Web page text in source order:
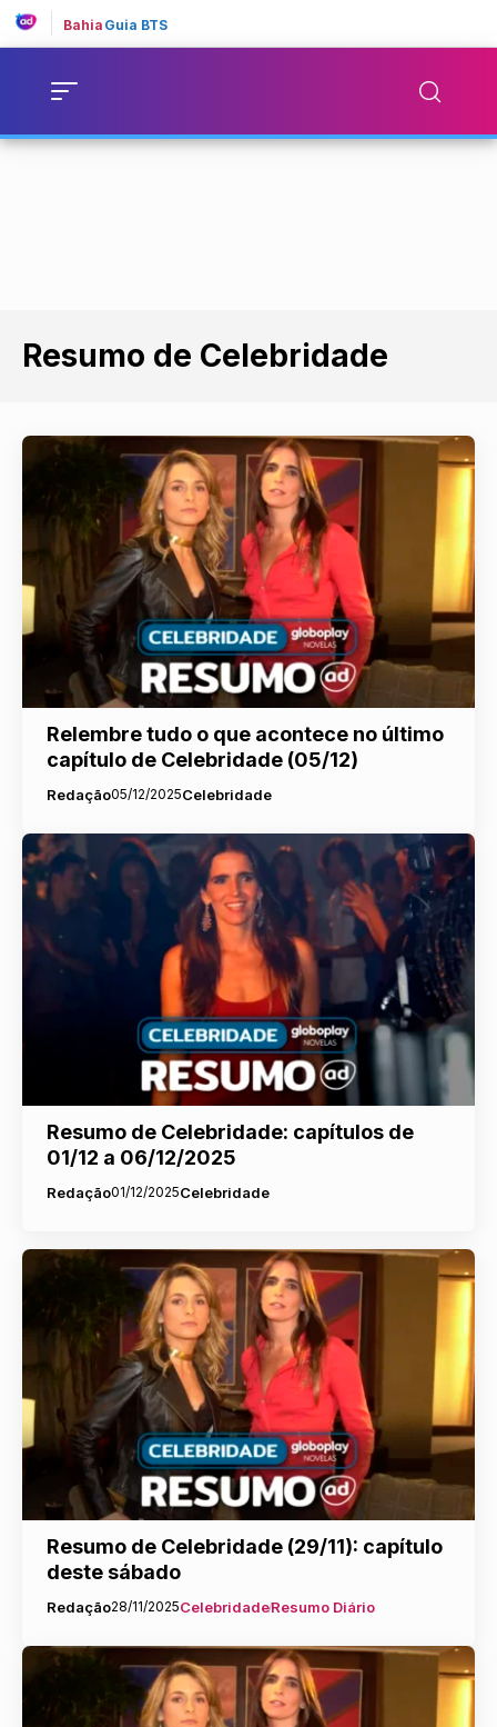
Bahia Guia BTS
Resumo de Celebridade
Relembre tudo o que acontece no último
capítulo de Celebridade (05/12)
Redação05/12/2025Celebridade
Resumo de Celebridade: capítulos de
01/12 a 06/12/2025
Redação01/12/2025Celebridade
Resumo de Celebridade (29/11): capítulo
deste sábado
Redação28/11/2025CelebridadeResumo Diário